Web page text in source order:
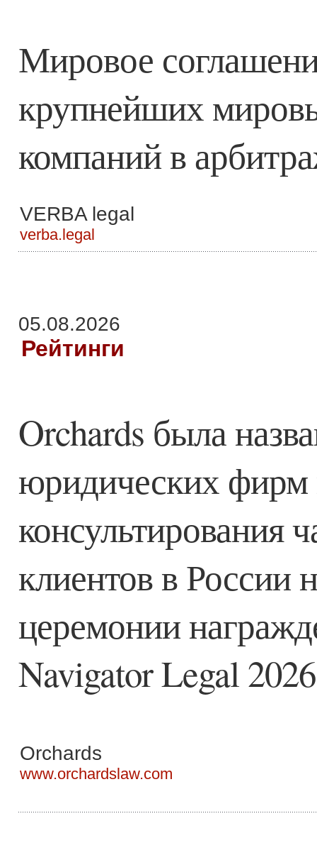
Мировое
крупнейших
компаний в
VERBA legal
verba.legal
05.08.2026
Рейтинги
Orchards была
юридических фирм
консультирования
клиентов в России
церемонии
Navigator Legal 2026
Orchards
www.orchardslaw.com